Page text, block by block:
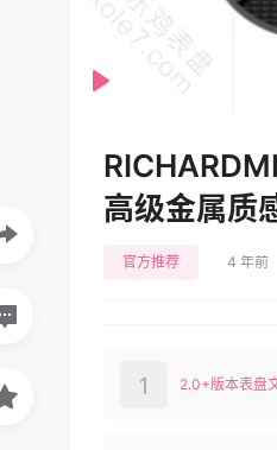
高级金属质
官方推荐 4 年前
2.0+版本表盘
1